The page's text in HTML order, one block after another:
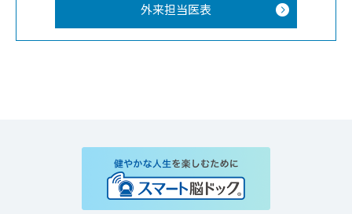
外来担当医表